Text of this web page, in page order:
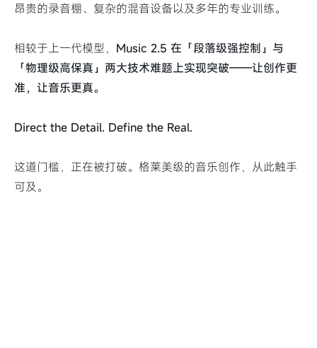
昂贵的录音棚、复杂的混音设备以及多年的专业训练。
相较于上一代模型， Music 2.5 在「段落级强控制」与
「物理级高保真」两大技术难题上实现突破——让创作更
准，让音乐更真。
Direct the Detail. Define the Real.
这道门槛，正在被打破。格莱美级的音乐创作，从此触手
可及。